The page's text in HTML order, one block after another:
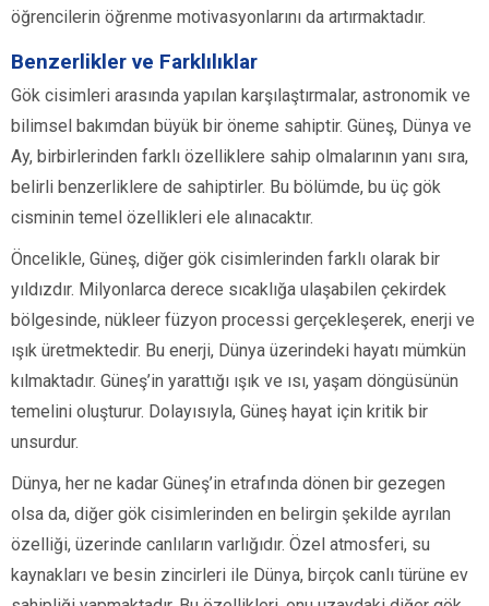
öğrencilerin öğrenme motivasyonlarını da artırmaktadır.
Benzerlikler ve Farklılıklar
Gök cisimleri arasında yapılan karşılaştırmalar, astronomik ve
bilimsel bakımdan büyük bir öneme sahiptir. Güneş, Dünya ve
Ay, birbirlerinden farklı özelliklere sahip olmalarının yanı sıra,
belirli benzerliklere de sahiptirler. Bu bölümde, bu üç gök
cisminin temel özellikleri ele alınacaktır.
Öncelikle, Güneş, diğer gök cisimlerinden farklı olarak bir
yıldızdır. Milyonlarca derece sıcaklığa ulaşabilen çekirdek
bölgesinde, nükleer füzyon processi gerçekleşerek, enerji ve
ışık üretmektedir. Bu enerji, Dünya üzerindeki hayatı mümkün
kılmaktadır. Güneş’in yarattığı ışık ve ısı, yaşam döngüsünün
temelini oluşturur. Dolayısıyla, Güneş hayat için kritik bir
unsurdur.
Dünya, her ne kadar Güneş’in etrafında dönen bir gezegen
olsa da, diğer gök cisimlerinden en belirgin şekilde ayrılan
özelliği, üzerinde canlıların varlığıdır. Özel atmosferi, su
kaynakları ve besin zincirleri ile Dünya, birçok canlı türüne ev